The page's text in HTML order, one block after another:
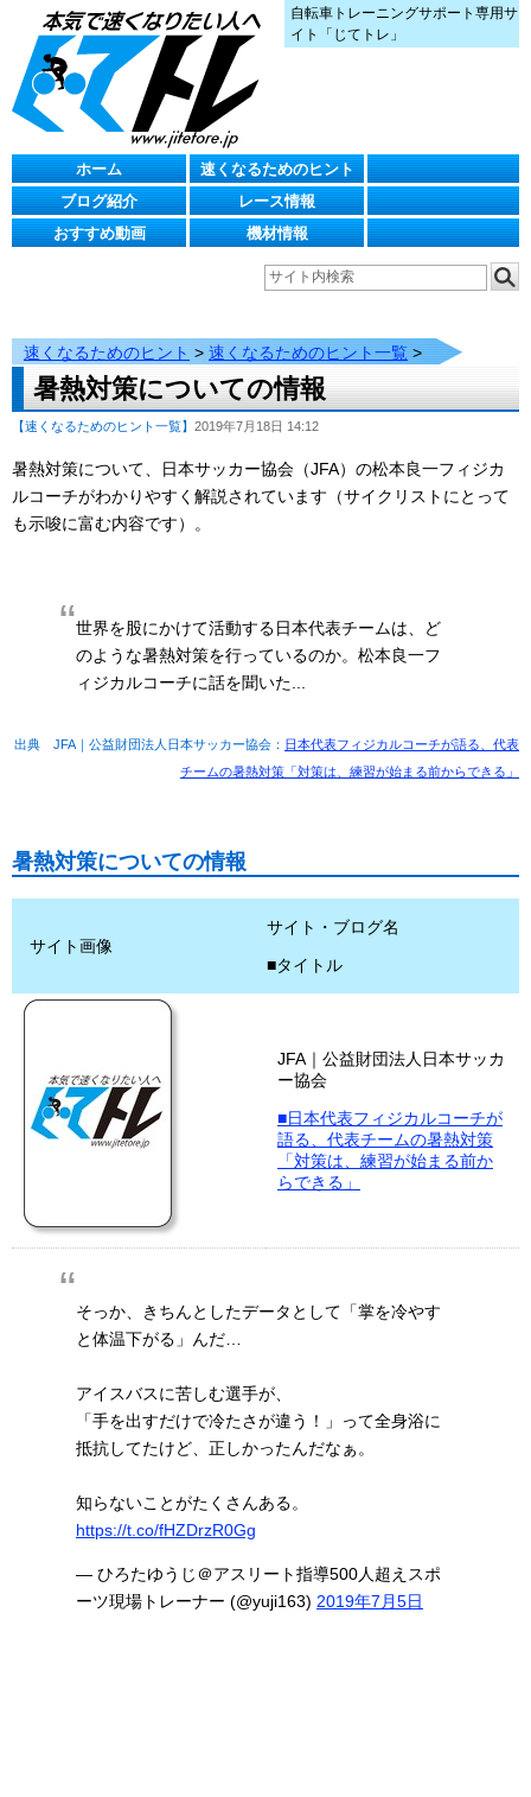
自転車トレーニングサポート専用サ
イト「じてトレ」
ホーム
速くなるためのヒント
ブログ紹介
レース情報
おすすめ動画
機材情報
速くなるためのヒント > 速くなるためのヒント一覧 >
暑熱対策についての情報
【速くなるためのヒント一覧】 2019年7月18日 14:12
暑熱対策について、日本サッカー協会（JFA）の松本良一フィジカ
ルコーチがわかりやすく解説されています（サイクリストにとって
も示唆に富む内容です）。
世界を股にかけて活動する日本代表チームは、ど
のような暑熱対策を行っているのか。松本良一フ
ィジカルコーチに話を聞いた...
出典 JFA｜公益財団法人日本サッカー協会： 日本代表フィジカルコーチが語る、代表
チームの暑熱対策「対策は、練習が始まる前からできる」
暑熱対策についての情報
サイト画像
サイト・ブログ名
■タイトル
JFA｜公益財団法人日本サッカ
ー協会
■日本代表フィジカルコーチが
語る、代表チームの暑熱対策
「対策は、練習が始まる前か
らできる」
そっか、きちんとしたデータとして「掌を冷やす
と体温下がる」んだ…
アイスバスに苦しむ選手が、
「手を出すだけで冷たさが違う！」って全身浴に
抵抗してたけど、正しかったんだなぁ。
知らないことがたくさんある。
https://t.co/fHZDrzR0Gg
— ひろたゆうじ＠アスリート指導500人超えスポ
ーツ現場トレーナー (@yuji163) 2019年7月5日